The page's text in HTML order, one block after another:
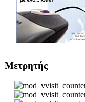
Μετρητής